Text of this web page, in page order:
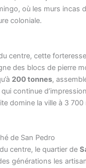
où les murs incas
coloniale.
centre, cette
des blocs de pierre
200 tonnes,
continue
domine la ville à 3 700
de San Pedro
centre, le quartier de
générations les